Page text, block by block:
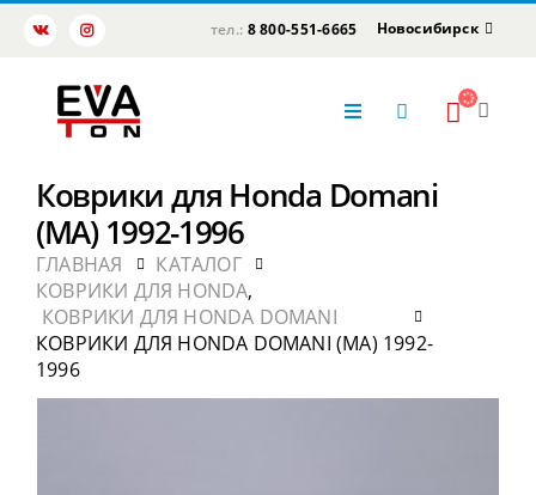
тел.: 8 800-551-6665 Новосибирск
Коврики для Honda Domani
(MA) 1992-1996
ГЛАВНАЯ
КАТАЛОГ
КОВРИКИ ДЛЯ HONDA,
КОВРИКИ ДЛЯ HONDA DOMANI
КОВРИКИ ДЛЯ HONDA DOMANI (MA) 1992-
1996